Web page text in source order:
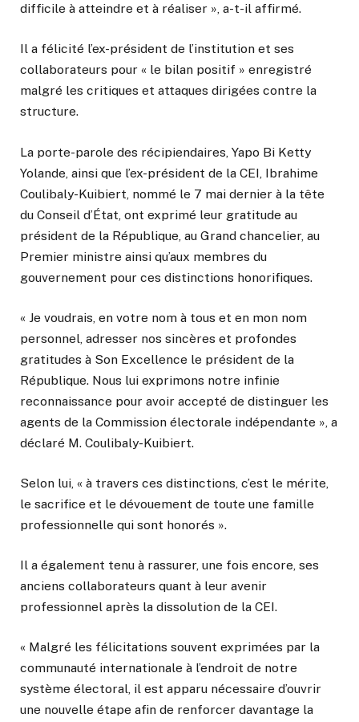
difficile à atteindre et à réaliser », a-t-il affirmé.
Il a félicité l’ex-président de l’institution et ses
collaborateurs pour « le bilan positif » enregistré
malgré les critiques et attaques dirigées contre la
structure.
La porte-parole des récipiendaires, Yapo Bi Ketty
Yolande, ainsi que l’ex-président de la CEI, Ibrahime
Coulibaly-Kuibiert, nommé le 7 mai dernier à la tête
du Conseil d’État, ont exprimé leur gratitude au
président de la République, au Grand chancelier, au
Premier ministre ainsi qu’aux membres du
gouvernement pour ces distinctions honorifiques.
« Je voudrais, en votre nom à tous et en mon nom
personnel, adresser nos sincères et profondes
gratitudes à Son Excellence le président de la
République. Nous lui exprimons notre infinie
reconnaissance pour avoir accepté de distinguer les
agents de la Commission électorale indépendante », a
déclaré M. Coulibaly-Kuibiert.
Selon lui, « à travers ces distinctions, c’est le mérite,
le sacrifice et le dévouement de toute une famille
professionnelle qui sont honorés ».
Il a également tenu à rassurer, une fois encore, ses
anciens collaborateurs quant à leur avenir
professionnel après la dissolution de la CEI.
« Malgré les félicitations souvent exprimées par la
communauté internationale à l’endroit de notre
système électoral, il est apparu nécessaire d’ouvrir
une nouvelle étape afin de renforcer davantage la